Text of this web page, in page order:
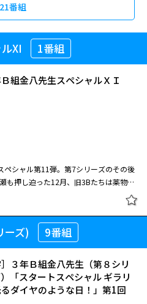
シリーズ。3年B組にやって来た二人
シリーズ。3年B組にやって来た二人
げかける。上戸彩が性同一性障害の生
B組金八先生(第6シリーズ)
字]
21番組
B組金八先生(第7シリーズ)
シリーズ。教育理念をめぐり校長と対
去った金八が桜中学に帰ってくる。
］３年Ｂ組金八先生（第７シリ
「3BVSヤヨの微笑」第2回
7シリーズ。教育理念をめぐり校長と対
XI 1番組
Ｂ組金八先生スペシャルＸＩ
ペシャル第11弾。第7シリーズのその後
も押し迫った12月、旧3Bたちは薬物使
していると聞き、彼のために改めて卒
になった旧3Bと金八先生の心の交流
回”といえる位置付けの作品。 【ス
旧3Bたちは薬物使用で少年院に入っ
いると聞き、彼のために改めて卒業式
った健一郎（筒井万央）と祥恵（渡辺
家を訪れるが、既に引越した後で家に
足で桜中学の金八（武田鉄矢）を訪ね
たが、集まった生徒の中に康二郎（藪
組金八先生スペシャルＸＩ
ーズ) 9番組
］３年Ｂ組金八先生（第８シリ
「スタートスペシャル ギラリ
るダイヤのような日！」第1回